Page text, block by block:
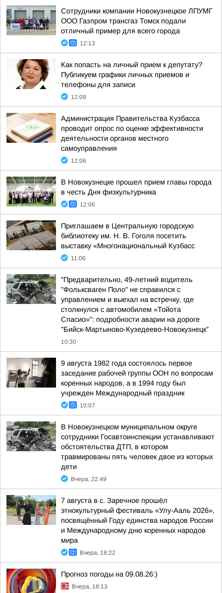
Сотрудники компании Новокузнецкое ЛПУМГ
ООО Газпром трансгаз Томск подали
отличный пример для всего города
12:13
Как попасть на личный прием к депутату?
Публикуем графики личных приемов и
телефоны для записи
12:09
Администрация Правительства Кузбасса
проводит опрос по оценке эффективности
деятельности органов местного
самоуправления
12:06
В Новокузнецке прошел прием главы города
в честь Дня физкультурника
12:06
Приглашаем в Центральную городскую
библиотеку им. Н. В. Гоголя посетить
выставку «Многонациональный Кузбасс
11:06
"Предварительно, 49-летний водитель
"Фольксваген Поло" не справился с
управлением и выехал на встречку, где
столкнулся с автомобилем «Тойота
Спасио»": подробности аварии на дороге
"Бийск-Мартыново-Кузедеево-Новокузнецк"
10:30
9 августа 1982 года состоялось первое
заседание рабочей группы ООН по вопросам
коренных народов, а в 1994 году был
учрежден Международный праздник
10:07
В Новокузнецком муниципальном округе
сотрудники Госавтоинспекции устанавливают
обстоятельства ДТП, в котором
травмированы пять человек двое из которых
дети
Вчера, 22:49
7 августа в с. Заречное прошёл
этнокультурный фестиваль «Улу-Ааль 2026»,
посвящённый Году единства народов России
и Международному дню коренных народов
мира
Вчера, 18:22
Прогноз погоды на 09.08.26:)
Вчера, 18:13